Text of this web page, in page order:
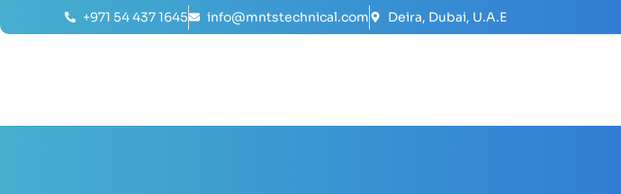
+971 54 437 1645 info@mntstechnical.com Deira, Dubai, U.A.E